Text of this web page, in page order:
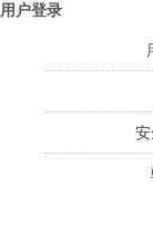
用户登录